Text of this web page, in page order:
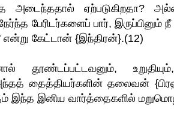
ஏற்படுகிறதா?
பேரிடர்களைப் பார்,
என்று கேட்டான் {இந்திரன்}.(12)
தூண்டப்பட்டவனும்,
தைத்தியர்களின் தலைவன்
இந்த இனிய வார்த்தைகளில்